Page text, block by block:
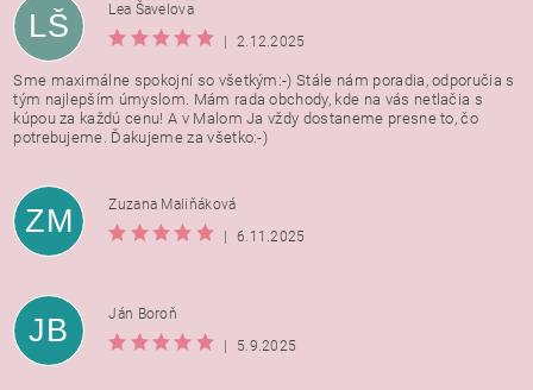
LŠ
Lea Šavelova
|
2.12.2025
Sme maximálne spokojní so všetkým:-) Stále nám poradia, odporučia s
tým najlepším úmyslom. Mám rada obchody, kde na vás netlačia s
kúpou za každú cenu! A v Malom Ja vždy dostaneme presne to, čo
potrebujeme. Ďakujeme za všetko:-)
ZM
Zuzana Maliňáková
|
6.11.2025
JB
Ján Boroň
|
5.9.2025